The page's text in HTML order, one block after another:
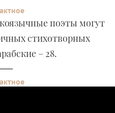
поэты могут
стихотворных
– 28.